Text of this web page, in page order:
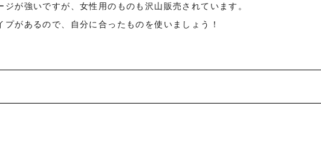
が強いですが、女性用のものも沢山販売されています。
があるので、自分に合ったものを使いましょう！